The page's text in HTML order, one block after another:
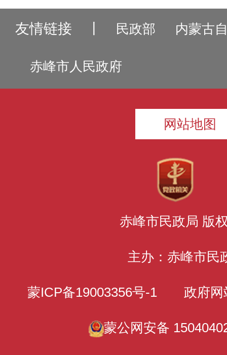
友情链接 民政部 内蒙古
赤峰市人民政府
网站地图
赤峰市民政局 版
主办：赤峰市民
蒙ICP备19003356号-1 政府网
蒙公网安备